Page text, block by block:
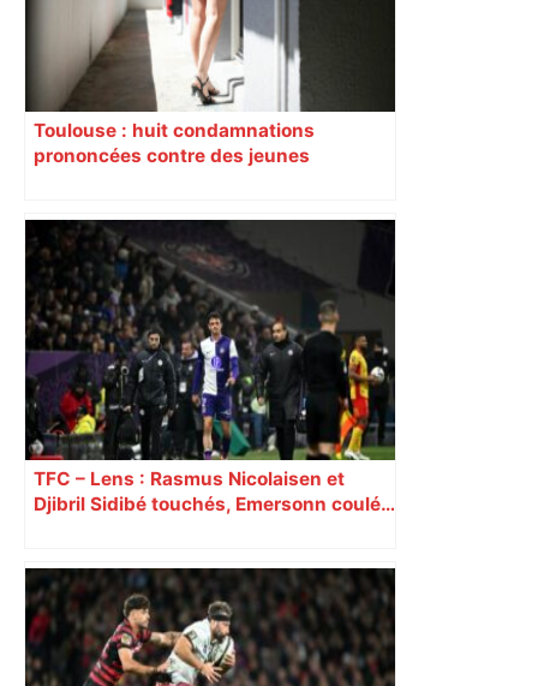
Toulouse : huit condamnations
prononcées contre des jeunes
TFC – Lens : Rasmus Nicolaisen et
Djibril Sidibé touchés, Emersonn coulé…